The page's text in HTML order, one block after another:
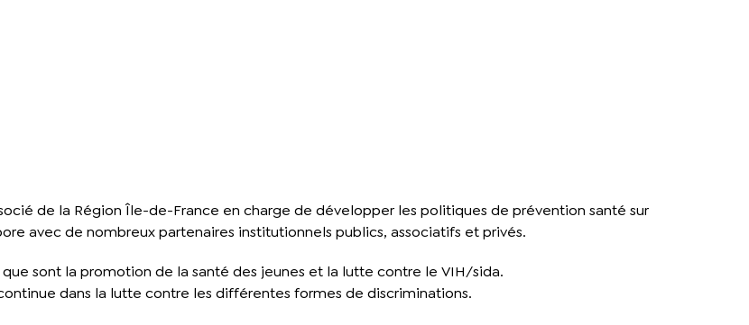
de la Région Île-de-France en charge de développer les politiques de prévention santé sur
avec de nombreux partenaires institutionnels publics, associatifs et privés.
sont la promotion de la santé des jeunes et la lutte contre le VIH/sida.
dans la lutte contre les différentes formes de discriminations.